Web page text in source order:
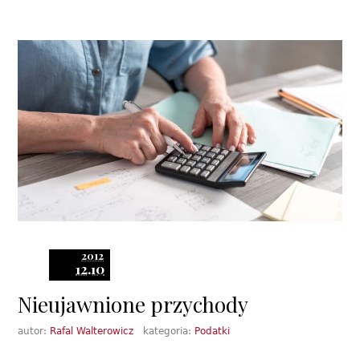
2012
12.10
Nieujawnione przychody
autor: Rafal Walterowicz kategoria: Podatki